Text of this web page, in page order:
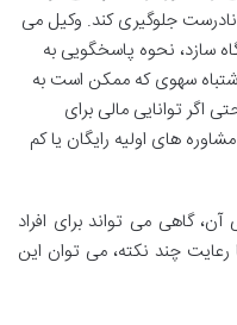
جلوگیری کند. وکیل می
سازد، نحوه پاسخگویی به
سهوی که ممکن است به
اگر توانایی مالی برای
های اولیه رایگان یا کم
گاهی می تواند برای افراد
رعایت چند نکته، می توان این